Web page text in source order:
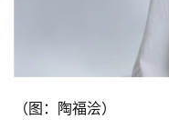
（图：陶福浍）